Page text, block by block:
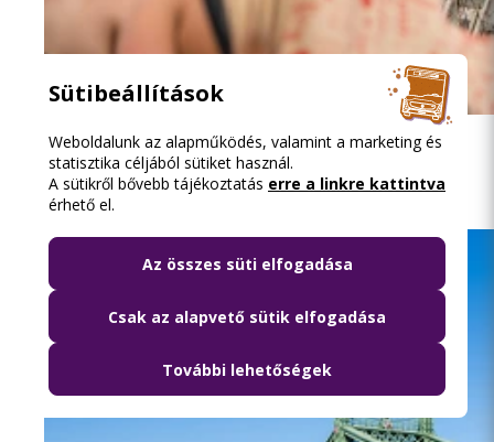
2026.08.08. 13:16
Közösségi közlekedéssel a Szigetre
Sütibeállítások
Weboldalunk az alapműködés, valamint a marketing és
statisztika céljából sütiket használ.
A sütikről bővebb tájékoztatás erre a linkre kattintva
érhető el.
Az összes süti elfogadása
Csak az alapvető sütik elfogadása
További lehetőségek